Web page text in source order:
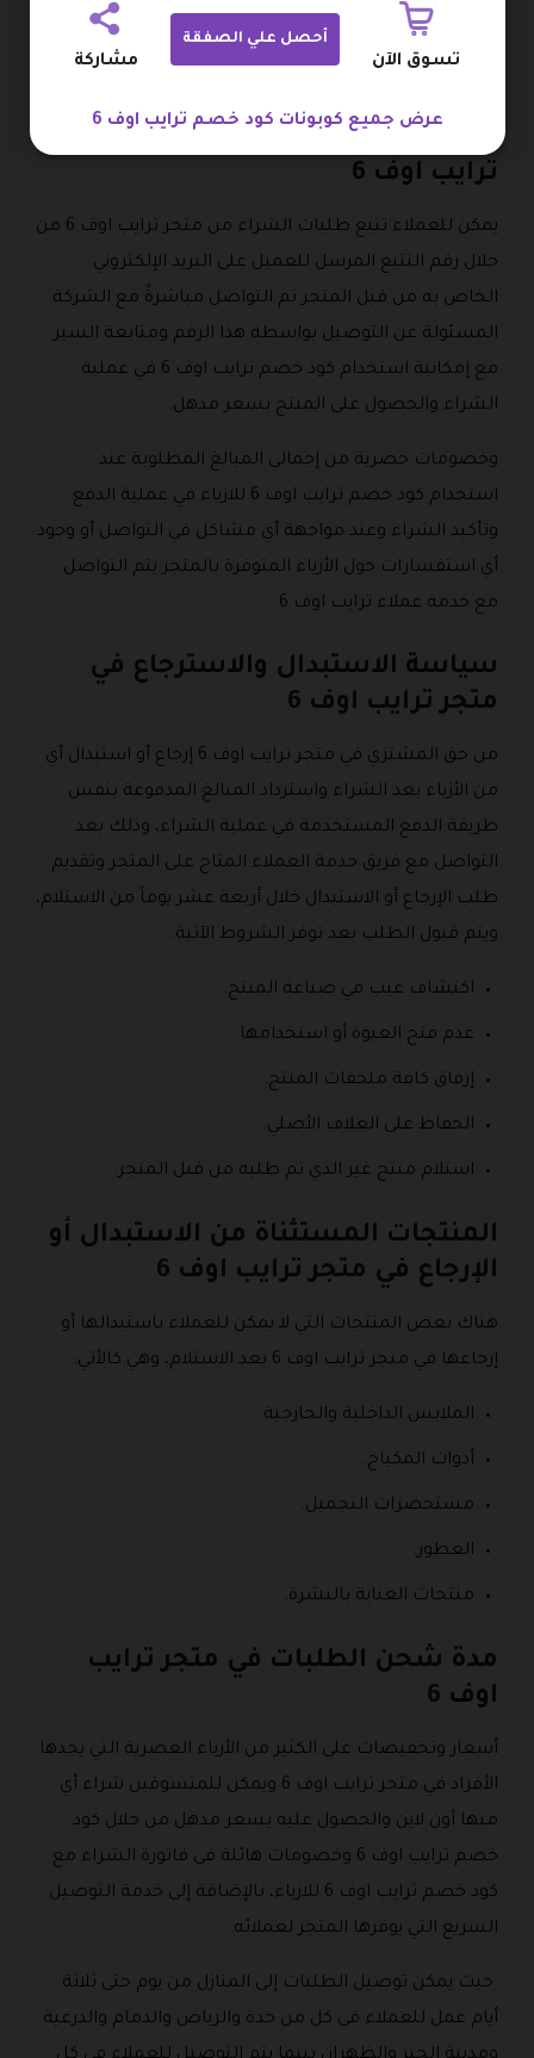
ترايب اوف 6 في المكان المعد لذلك والحصول على خصم
رائع من قبل المتجر في فاتورة الشراء.
كيفية تتبع طلبات الشراء في متجر
ترايب اوف 6
يمكن للعملاء تتبع طلبات الشراء من متجر ترايب اوف 6 من
خلال رقم التتبع المرسل للعميل على البريد الإلكتروني
الخاص به من قبل المتجر ثم التواصل مباشرةً مع الشركة
المسئولة عن التوصيل بواسطة هذا الرقم ومتابعة السير
مع إمكانية استخدام كود خصم ترايب اوف 6 في عملية
الشراء والحصول على المنتج بسعر مذهل.
وخصومات حصرية من إجمالي المبالغ المطلوبة عند
استخدام كود خصم ترايب اوف 6 للازياء في عملية الدفع
وتأكيد الشراء وعند مواجهة أي مشاكل في التواصل أو وجود
أي استفسارات حول الأزياء المتوفرة بالمتجر يتم التواصل
مع خدمة عملاء ترايب اوف 6.
سياسة الاستبدال والاسترجاع في
متجر ترايب اوف 6
من حق المشتري في متجر ترايب اوف 6 إرجاع أو استبدال أي
من الأزياء بعد الشراء واسترداد المبالغ المدفوعة بنفس
طريقة الدفع المستخدمة في عملية الشراء، وذلك بعد
التواصل مع فريق خدمة العملاء المتاح على المتجر وتقديم
طلب الإرجاع أو الاستبدال خلال أربعة عشر يوماً من الاستلام،
ويتم قبول الطلب بعد توفر الشروط الآتية:
اكتشاف عيب في صناعة المنتج.
عدم فتح العبوة أو استخدامها.
إرفاق كافة ملحقات المنتج.
الحفاظ على الغلاف الأصلي.
استلام منتج غير الذي تم طلبه من قبل المتجر.
المنتجات المستثناة من الاستبدال أو
الإرجاع في متجر ترايب اوف 6
هناك بعض المنتجات التي لا يمكن للعملاء باستبدالها أو
إرجاعها في متجر ترايب اوف 6 بعد الاستلام، وهي كالأتي:
الملابس الداخلية والخارجية.
أدوات المكياج.
مستحضرات التجميل.
العطور.
منتجات العناية بالبشرة.
مدة شحن الطلبات في متجر ترايب
اوف 6
أسعار وتخفيضات على الكثير من الأزياء العصرية التي يجدها
الأفراد في متجر ترايب اوف 6 ويمكن للمتسوقين شراء أي
منها أون لاين والحصول عليه بسعر مذهل من خلال كود
خصم ترايب اوف 6 وخصومات هائلة في فاتورة الشراء مع
كود خصم ترايب اوف 6 للازياء، بالإضافة إلى خدمة التوصيل
السريع التي يوفرها المتجر لعملائه.
حيث يمكن توصيل الطلبات إلى المنازل من يوم حتى ثلاثة
أيام عمل للعملاء في كل من جدة والرياض والدمام والدرعية
تسوق الآن
أحصل علي الصفقة
مشاركة
عرض جميع كوبونات كود خصم ترايب اوف 6